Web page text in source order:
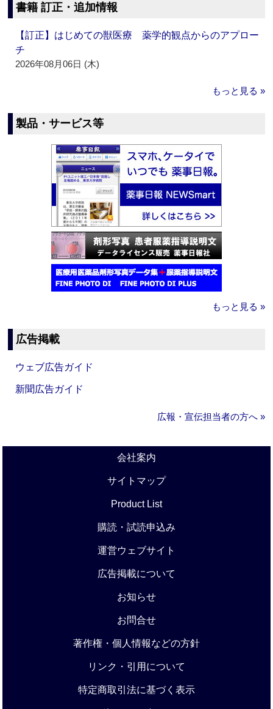
書籍 訂正・追加情報
【訂正】はじめての獣医療 薬学的観点からのアプロー
チ
2026年08月06日 (木)
もっと見る »
製品・サービス等
もっと見る »
広告掲載
ウェブ広告ガイド
新聞広告ガイド
広報・宣伝担当者の方へ »
会社案内
サイトマップ
Product List
購読・試読申込み
運営ウェブサイト
広告掲載について
お知らせ
お問合せ
著作権・個人情報などの方針
リンク・引用について
特定商取引法に基づく表示